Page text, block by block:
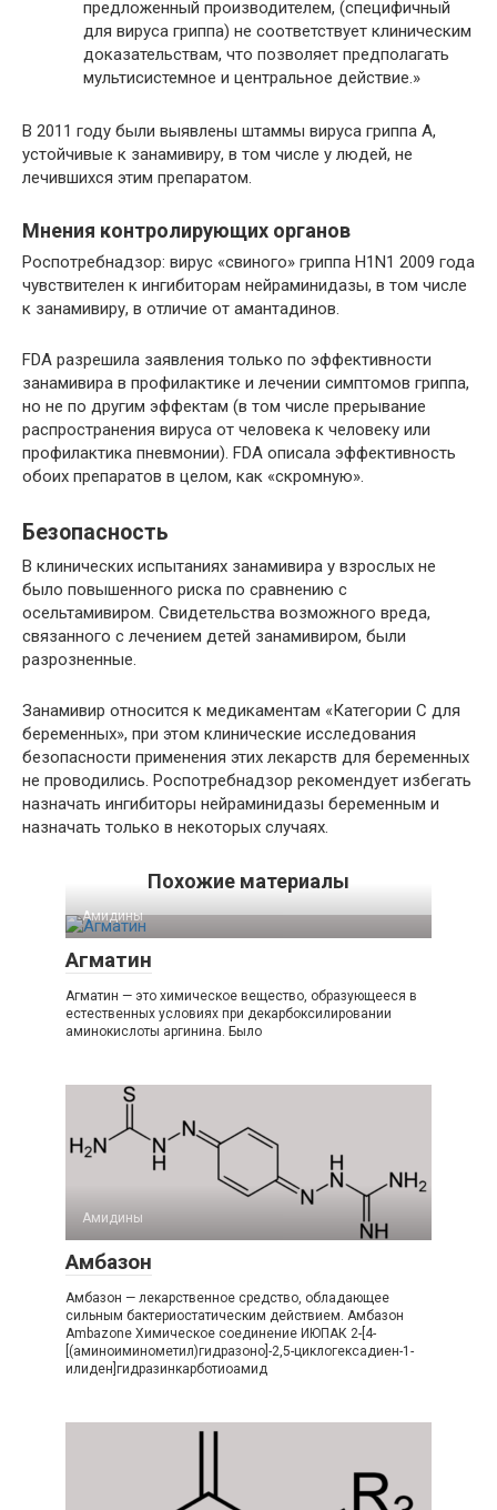
предложенный производителем, (специфичный
для вируса гриппа) не соответствует клиническим
доказательствам, что позволяет предполагать
мультисистемное и центральное действие.»
В 2011 году были выявлены штаммы вируса гриппа A,
устойчивые к занамивиру, в том числе у людей, не
лечившихся этим препаратом.
Мнения контролирующих органов
Роспотребнадзор: вирус «свиного» гриппа H1N1 2009 года
чувствителен к ингибиторам нейраминидазы, в том числе
к занамивиру, в отличие от амантадинов.
FDA разрешила заявления только по эффективности
занамивира в профилактике и лечении симптомов гриппа,
но не по другим эффектам (в том числе прерывание
распространения вируса от человека к человеку или
профилактика пневмонии). FDA описала эффективность
обоих препаратов в целом, как «скромную».
Безопасность
В клинических испытаниях занамивира у взрослых не
было повышенного риска по сравнению с
осельтамивиром. Свидетельства возможного вреда,
связанного с лечением детей занамивиром, были
разрозненные.
Занамивир относится к медикаментам «Категории С для
беременных», при этом клинические исследования
безопасности применения этих лекарств для беременных
не проводились. Роспотребнадзор рекомендует избегать
назначать ингибиторы нейраминидазы беременным и
назначать только в некоторых случаях.
Похожие материалы
Амидины‎
Агматин
Агматин — это химическое вещество, образующееся в
естественных условиях при декарбоксилировании
аминокислоты аргинина. Было
Амидины‎
Амбазон
Амбазон — лекарственное средство, обладающее
сильным бактериостатическим действием. Амбазон
Ambazone Химическое соединение ИЮПАК 2-[4-
[(аминоиминометил)гидразоно]-2,5-циклогексадиен-1-
илиден]гидразинкарботиоамид